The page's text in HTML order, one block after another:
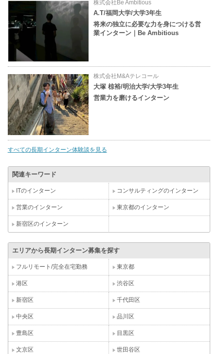
株式会社Be Ambitious
A.T/福岡大学/大学3年生
将来の独立に必要な力を身につける営
業インターン｜Be Ambitious
株式会社M&Aテレコール
大塚 椋裕/明治大学/大学3年生
営業力を磨けるインターン
すべての長期インターン体験談を見る
関連キーワード
ITのインターン コンサルティングのインターン
営業のインターン 東京都のインターン
新宿区のインターン
エリアから長期インターン募集を探す
フルリモート/完全在宅勤務 東京都
港区 渋谷区
新宿区 千代田区
中央区 品川区
豊島区 目黒区
文京区 世田谷区